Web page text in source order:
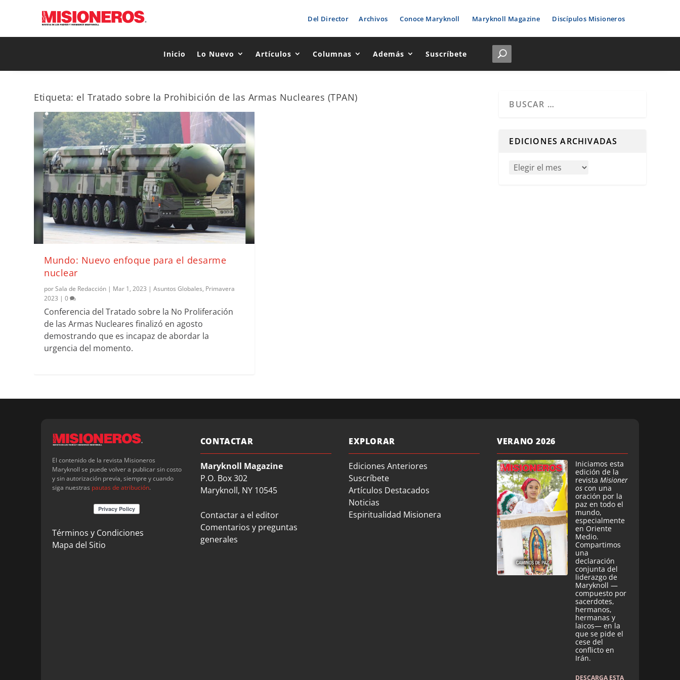
Del Director Archivos Conoce Maryknoll Maryknoll Magazine Discípulos Misioneros
Inicio Lo Nuevo Artículos Columnas Además Suscríbete
Etiqueta: el Tratado sobre la Prohibición de las Armas Nucleares (TPAN)
Mundo: Nuevo enfoque para el desarme
nuclear
porSala de Redacción | Mar 1, 2023 |Asuntos Globales, Primavera
2023 |0
Conferencia del Tratado sobre la No Proliferación
de las Armas Nucleares finalizó en agosto
demostrando que es incapaz de abordar la
urgencia del momento.
EDICIONES ARCHIVADAS
El contenido de la revista Misioneros
Maryknoll se puede volver a publicar sin costo
y sin autorización previa, siempre y cuando
siga nuestras pautas de atribución.
Términos y Condiciones
Mapa del Sitio
CONTACTAR
Maryknoll Magazine
P.O. Box 302
Maryknoll, NY 10545
Contactar a el editor
Comentarios y preguntas
generales
EXPLORAR
Ediciones Anteriores
Suscríbete
Artículos Destacados
Noticias
Espiritualidad Misionera
VERANO 2026
Iniciamos esta
edición de la
revista Misioner
os con una
oración por la
paz en todo el
mundo,
especialmente
en Oriente
Medio.
Compartimos
una
declaración
conjunta del
liderazgo de
Maryknoll —
compuesto por
sacerdotes,
hermanos,
hermanas y
laicos— en la
que se pide el
cese del
conflicto en
Irán.
DESCARGA ESTA